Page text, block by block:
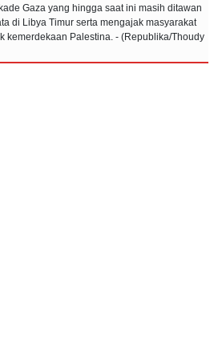
Gaza yang hingga saat ini masih ditawan
di Libya Timur serta mengajak masyarakat
kemerdekaan Palestina. - (Republika/Thoudy